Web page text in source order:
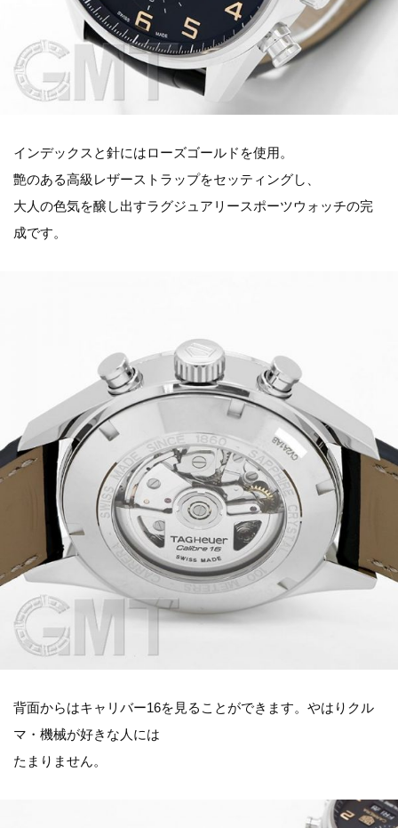
インデックスと針にはローズゴールドを使用。
艶のある高級レザーストラップをセッティングし、
大人の色気を醸し出すラグジュアリースポーツウォッチの完
成です。
背面からはキャリバー16を見ることができます。やはりクル
マ・機械が好きな人には
たまりません。